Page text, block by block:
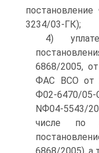
3234/03-ГК);
4)
6868/2005,
ФАС ВСО от
Ф02-6470/
NФ04-5543/
числе по